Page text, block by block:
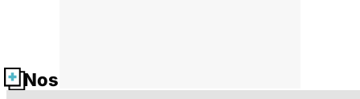
Nos fiches santé